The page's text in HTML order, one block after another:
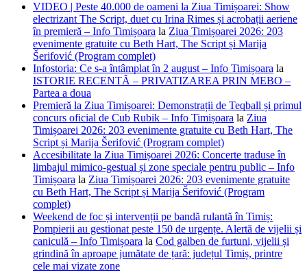
VIDEO | Peste 40.000 de oameni la Ziua Timișoarei: Show
electrizant The Script, duet cu Irina Rimes și acrobații aeriene
în premieră – Info Timișoara la Ziua Timișoarei 2026: 203
evenimente gratuite cu Beth Hart, The Script și Marija
Šerifović (Program complet)
Infostoria: Ce s-a întâmplat în 2 august – Info Timișoara la
ISTORIE RECENTĂ – PRIVATIZAREA PRIN MEBO –
Partea a doua
Premieră la Ziua Timișoarei: Demonstrații de Teqball și primul
concurs oficial de Cub Rubik – Info Timișoara la Ziua
Timișoarei 2026: 203 evenimente gratuite cu Beth Hart, The
Script și Marija Šerifović (Program complet)
Accesibilitate la Ziua Timișoarei 2026: Concerte traduse în
limbajul mimico-gestual și zone speciale pentru public – Info
Timișoara la Ziua Timișoarei 2026: 203 evenimente gratuite
cu Beth Hart, The Script și Marija Šerifović (Program
complet)
Weekend de foc și intervenții pe bandă rulantă în Timiș:
Pompierii au gestionat peste 150 de urgențe. Alertă de vijelii și
caniculă – Info Timișoara la Cod galben de furtuni, vijelii și
grindină în aproape jumătate de țară: județul Timiș, printre
cele mai vizate zone